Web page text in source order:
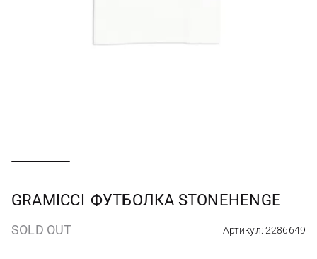
GRAMICCI ФУТБОЛКА STONEHENGE
SOLD OUT Артикул: 2286649